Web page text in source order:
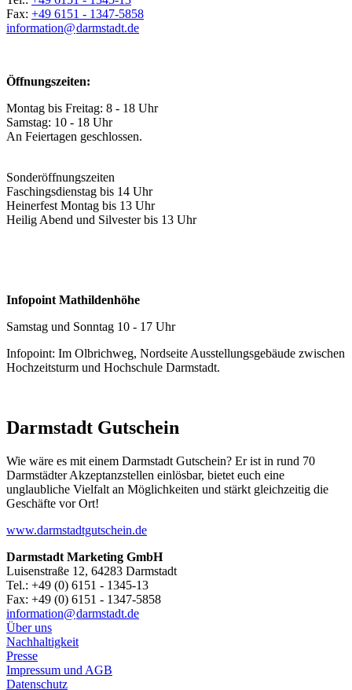
Fax: +49 6151 - 1347-5858
information@darmstadt.de
Öffnungszeiten:
Montag bis Freitag: 8 - 18 Uhr
Samstag: 10 - 18 Uhr
An Feiertagen geschlossen.
Sonderöffnungszeiten
Faschingsdienstag bis 14 Uhr
Heinerfest Montag bis 13 Uhr
Heilig Abend und Silvester bis 13 Uhr
Infopoint Mathildenhöhe
Samstag und Sonntag 10 - 17 Uhr
Infopoint: Im Olbrichweg, Nordseite Ausstellungsgebäude zwischen
Hochzeitsturm und Hochschule Darmstadt.
Darmstadt Gutschein
Wie wäre es mit einem Darmstadt Gutschein? Er ist in rund 70
Darmstädter Akzeptanzstellen einlösbar, bietet euch eine
unglaubliche Vielfalt an Möglichkeiten und stärkt gleichzeitig die
Geschäfte vor Ort!
www.darmstadtgutschein.de
Darmstadt Marketing GmbH
Luisenstraße 12, 64283 Darmstadt
Tel.: +49 (0) 6151 - 1345-13
Fax: +49 (0) 6151 - 1347-5858
information@darmstadt.de
Über uns
Nachhaltigkeit
Presse
Impressum und AGB
Datenschutz